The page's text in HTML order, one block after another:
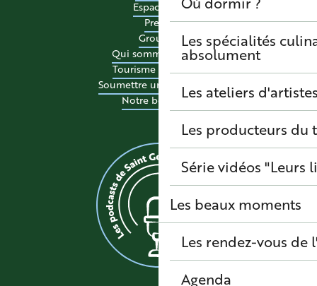
Les spécialités
absolument
Les ateliers
Les producteurs du
Série vidéos "Leurs
Les beaux moments
Les rendez-vous de
Agenda
Espace pro
Presse
Groupes
Qui sommes-nous ?
Tourisme accessible
Soumettre un événement
Notre boutique